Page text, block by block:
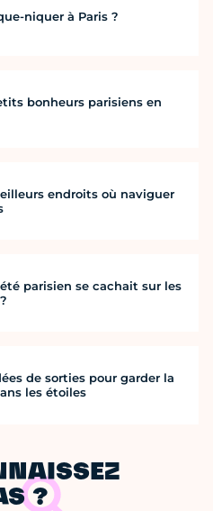
niquer à Paris ?
bonheurs parisiens en
endroits où naviguer
parisien se cachait sur les
de sorties pour garder la
les étoiles
?